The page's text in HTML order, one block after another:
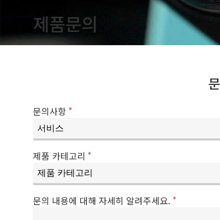
제품문의
문의사항*
제품 카테고리*
문의 내용에 대해 자세히 알려주세요.*